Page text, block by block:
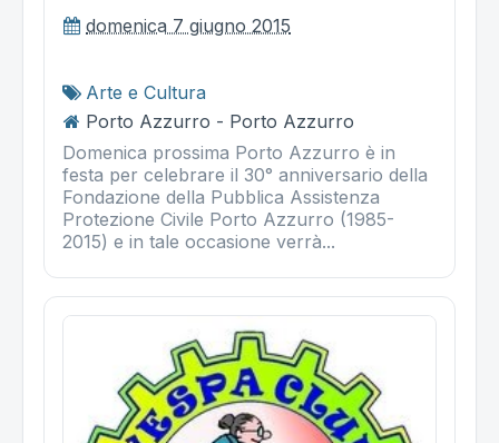
domenica 7 giugno 2015
Arte e Cultura
Porto Azzurro - Porto Azzurro
Domenica prossima Porto Azzurro è in
festa per celebrare il 30° anniversario della
Fondazione della Pubblica Assistenza
Protezione Civile Porto Azzurro (1985-
2015) e in tale occasione verrà...